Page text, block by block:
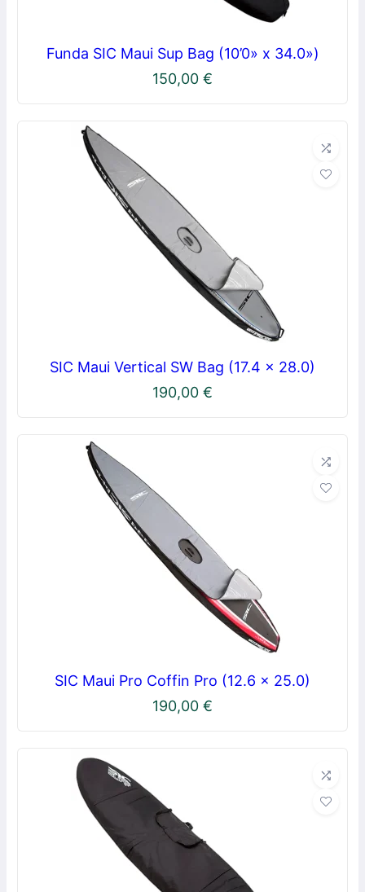
Funda SIC Maui Sup Bag (10’0» x 34.0»)
150,00 €
SIC Maui Vertical SW Bag (17.4 x 28.0)
190,00 €
SIC Maui Pro Coffin Pro (12.6 x 25.0)
190,00 €